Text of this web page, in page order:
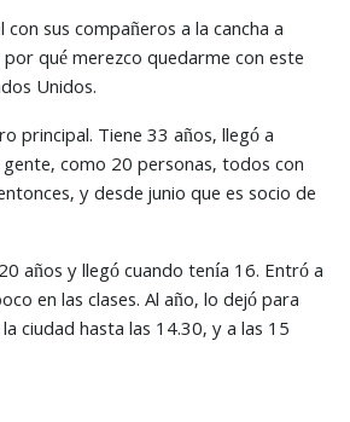
sus compañeros a la cancha a
qué merezco quedarme con este
Unidos.
principal. Tiene 33 años, llegó a
como 20 personas, todos con
y desde junio que es socio de
años y llegó cuando tenía 16. Entró a
en las clases. Al año, lo dejó para
ciudad hasta las 14.30, y a las 15